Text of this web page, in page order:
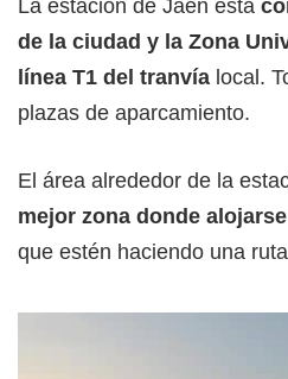
La estación de Jaén está
de la ciudad y la Zona
línea T1 del tranvía local.
plazas de aparcamiento.
El área alrededor de la
mejor zona donde
que estén haciendo una